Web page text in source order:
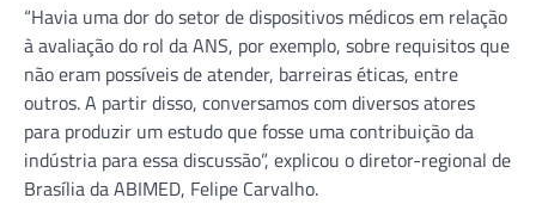
“Havia uma dor do setor de dispositivos médicos em relação
à avaliação do rol da ANS, por exemplo, sobre requisitos que
não eram possíveis de atender, barreiras éticas, entre
outros. A partir disso, conversamos com diversos atores
para produzir um estudo que fosse uma contribuição da
indústria para essa discussão”, explicou o diretor-regional de
Brasília da ABIMED, Felipe Carvalho.